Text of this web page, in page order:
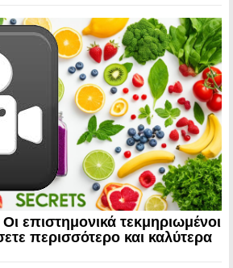
επιστημονικά τεκμηριωμένοι
περισσότερο και καλύτερα